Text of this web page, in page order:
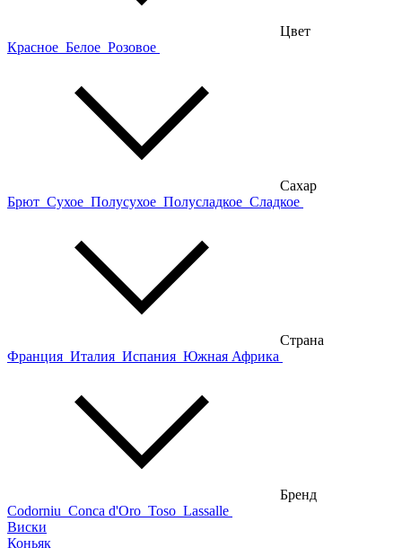
Цвет
Красное Белое Розовое
Сахар
Брют Сухое Полусухое Полусладкое Сладкое
Страна
Франция Италия Испания Южная Африка
Бренд
Codorniu Conca d'Oro Toso Lassalle
Виски
Коньяк